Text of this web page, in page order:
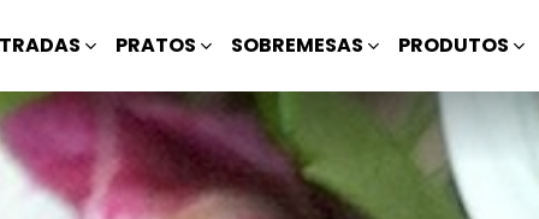
PRATOS SOBREMESAS PRODUTOS